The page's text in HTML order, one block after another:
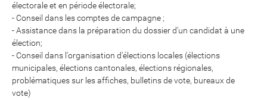
électorale et en période électorale;
- Conseil dans les comptes de campagne ;
- Assistance dans la préparation du dossier d'un candidat à une
élection;
- Conseil dans l'organisation d'élections locales (élections
municipales, élections cantonales, élections régionales,
problématiques sur les affiches, bulletins de vote, bureaux de
vote)